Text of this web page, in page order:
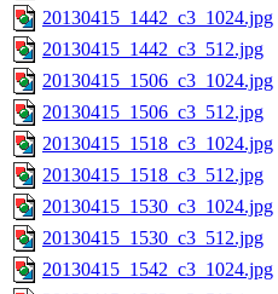
20130415_1442_c3_1024.jpg
20130415_1442_c3_512.jpg
20130415_1506_c3_1024.jpg
20130415_1506_c3_512.jpg
20130415_1518_c3_1024.jpg
20130415_1518_c3_512.jpg
20130415_1530_c3_1024.jpg
20130415_1530_c3_512.jpg
20130415_1542_c3_1024.jpg